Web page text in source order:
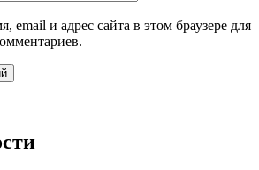
email и адрес сайта в этом браузере для